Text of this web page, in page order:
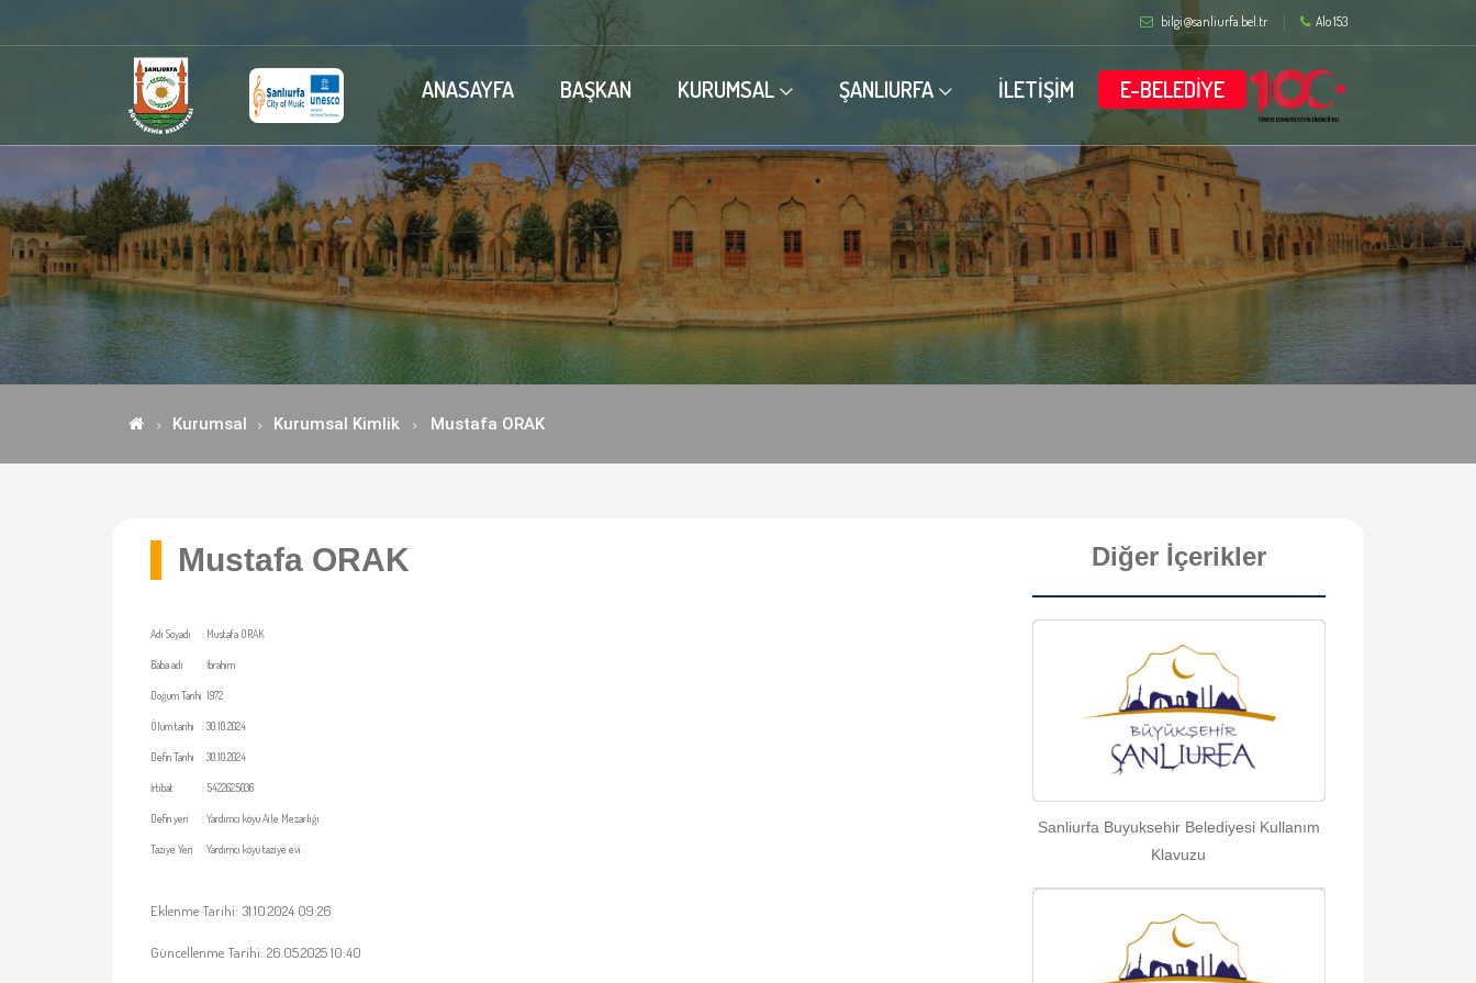
bilgi@sanliurfa.bel.tr Alo 153
ANASAYFA BAŞKAN KURUMSAL ŞANLIURFA İLETİŞİM E-BELEDİYE
Kurumsal Kurumsal Kimlik Mustafa ORAK
Mustafa ORAK
Adı Soyadı : Mustafa ORAK
Baba adı :İbrahim
Doğum Tarihi 1972
Ölüm tarihi :30.10.2024
Defin Tarihi :30.10.2024
İrtibat :5422625036
Defin yeri :Yardımcı köyü Aile Mezarlığı
Taziye Yeri Yardımcı köyü taziye evi
Eklenme Tarihi: 31.10.2024 09:26
Güncellenme Tarihi: 26.05.2025 10:40
Diğer İçerikler
Sanliurfa Buyuksehir Belediyesi Kullanım
Klavuzu